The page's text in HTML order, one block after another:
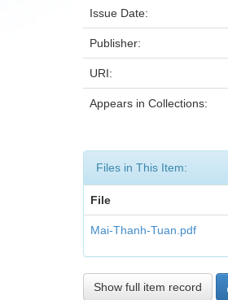
Issue Date:
Publisher:
URI:
Appears in Collections:
Files in This Item:
File
Mai-Thanh-Tuan.pdf
Show full item record